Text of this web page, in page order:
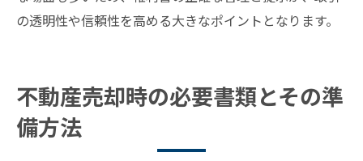
の透明性や信頼性を高める大きなポイントとなります。
不動産売却時の必要書類とその準
備方法